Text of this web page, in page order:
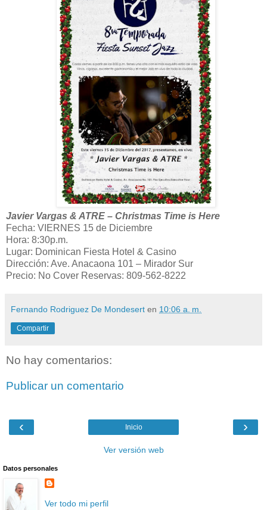
Javier Vargas & ATRE – Christmas Time is Here
Fecha: VIERNES 15 de Diciembre
Hora: 8:30p.m.
Lugar: Dominican Fiesta Hotel & Casino
Dirección: Ave. Anacaona 101 – Mirador Sur
Precio: No Cover Reservas: 809-562-8222
Fernando Rodriguez De Mondesert en 10:06 a. m.
Compartir
No hay comentarios:
Publicar un comentario
‹ ›
Inicio
Ver versión web
Datos personales
Ver todo mi perfil